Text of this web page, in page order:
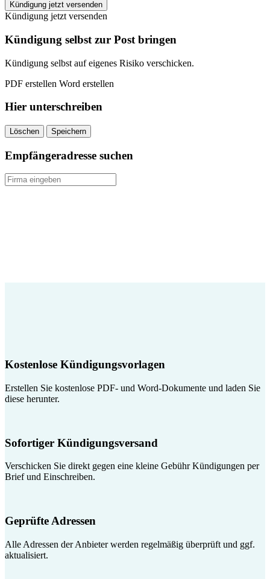
FitX
Hamburg
kündigen
quantity
Kündigung jetzt versenden
Kündigung jetzt versenden
Kündigung selbst zur Post bringen
Kündigung selbst auf eigenes Risiko verschicken.
PDF erstellen Word erstellen
Hier unterschreiben
Löschen Speichern
Empfängeradresse suchen
Kostenlose Kündigungsvorlagen
Erstellen Sie kostenlose PDF- und Word-Dokumente und laden Sie
diese herunter.
Sofortiger Kündigungsversand
Verschicken Sie direkt gegen eine kleine Gebühr Kündigungen per
Brief und Einschreiben.
Geprüfte Adressen
Alle Adressen der Anbieter werden regelmäßig überprüft und ggf.
aktualisiert.